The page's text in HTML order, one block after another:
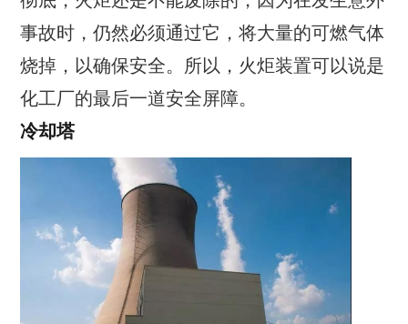
事故时，仍然必须通过它，将大量的可燃气体
烧掉，以确保安全。所以，火炬装置可以说是
化工厂的最后一道安全屏障。
冷却塔